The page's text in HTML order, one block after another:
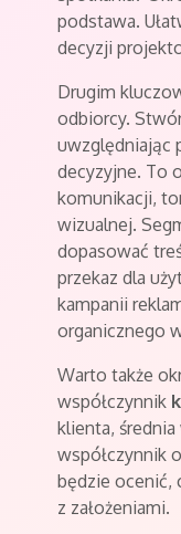
podstawa.
decyzji
Drugim
odbiorcy.
uwzględniając
decyzyjne. To
komunikacji,
wizualnej.
dopasować
przekaz dla
kampanii
organicznego
Warto także
współczynnik
klienta,
współczynnik
będzie ocenić,
z założeniami.